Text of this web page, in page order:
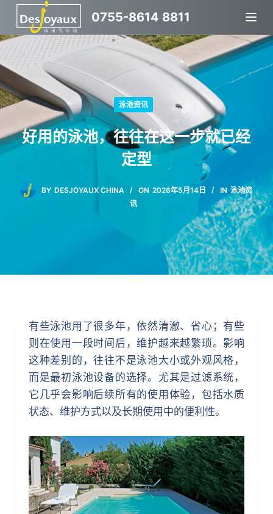
跳
过
内
容
0755-8614 8811
泳池资讯
好用的泳池，往往在这一步就已经
定型
BY DESJOYAUX CHINA ON 2026年5月14日 IN 泳池资
讯
有些泳池用了很多年，依然清澈、省心；有些
则在使用一段时间后，维护越来越繁琐。影响
这种差别的，往往不是泳池大小或外观风格，
而是最初泳池设备的选择。尤其是过滤系统，
它几乎会影响后续所有的使用体验，包括水质
状态、维护方式以及长期使用中的便利性。